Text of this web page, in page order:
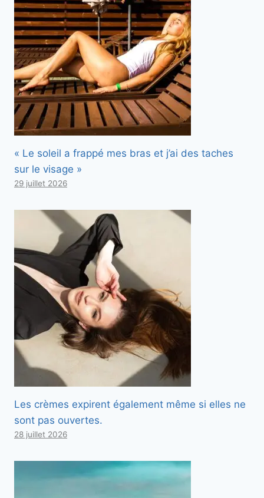
« Le soleil a frappé mes bras et j’ai des taches
sur le visage »
29 juillet 2026
Les crèmes expirent également même si elles ne
sont pas ouvertes.
28 juillet 2026